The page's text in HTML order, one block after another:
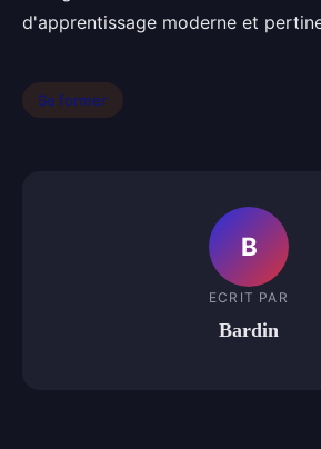
d'apprentissage moderne et
Se former
B
ECRIT PAR
Bardin